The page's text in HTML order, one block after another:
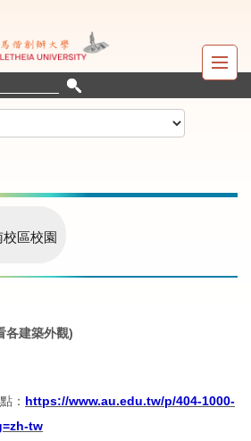
校區校園
各建築外觀)
： https://www.au.edu.tw/p/404-1000-
tw